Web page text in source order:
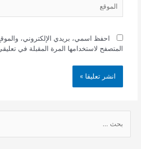
احفظ اسمي، بريدي الإلكتروني،
المتصفح لاستخدامها المرة المقبلة في